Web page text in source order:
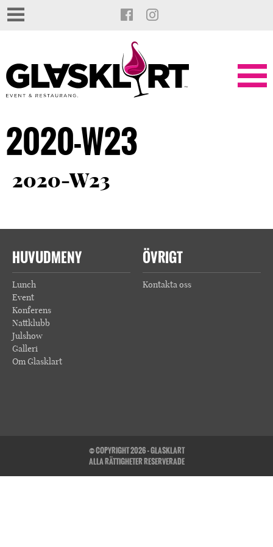
2020-W23
2020-W23
HUVUDMENY
Lunch
Event
Konferens
Nattklubb
Julshow
Galleri
Om Glasklart
ÖVRIGT
Kontakta oss
© COPYRIGHT 2026 - GLASKLART
ALLA RÄTTIGHETER RESERVERADE